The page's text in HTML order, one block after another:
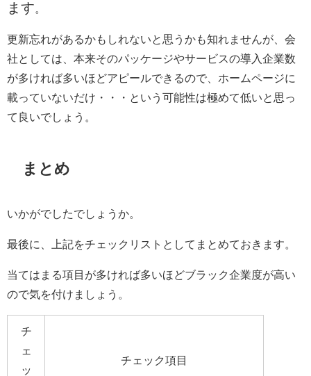
ます
更新忘れがあるかもしれないと思うかも知れませんが、会
社としては、本来そのパッケージやサービスの導入企業数
が多ければ多いほどアピールできるので、ホームページに
載っていないだけ・・・という可能性は極めて低いと思っ
て良いでしょう。
まとめ
いかがでしたでしょうか。
最後に、上記をチェックリストとしてまとめておきます。
当てはまる項目が多ければ多いほどブラック企業度が高い
ので気を付けましょう。
チ
ェ
ッ
チェック項目